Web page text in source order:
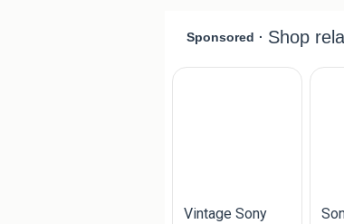
- c format